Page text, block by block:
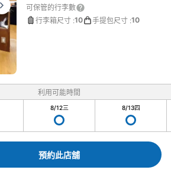
可保管的行李數
行李箱尺寸 :10 手提包尺寸 :10
利用可能時間
8/12三 8/13四
預約此店舖